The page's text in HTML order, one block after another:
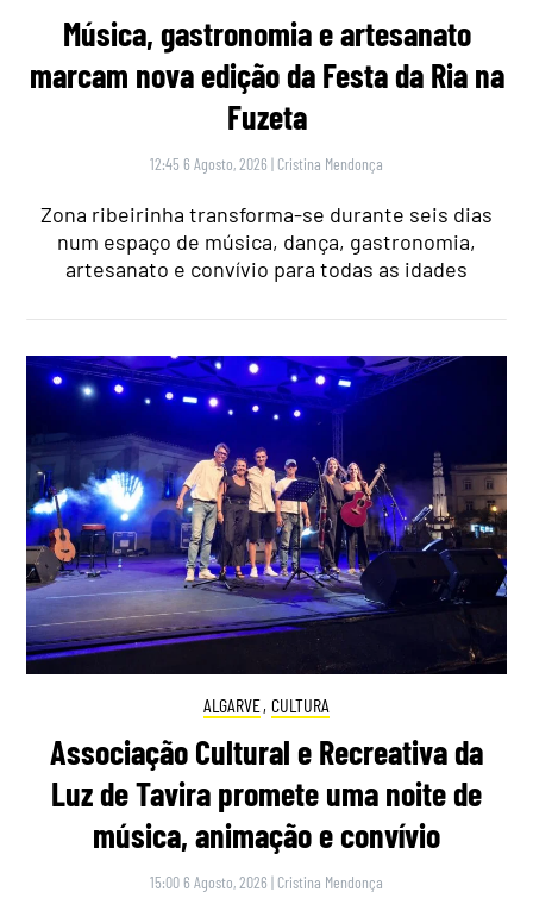
Música, gastronomia e artesanato
marcam nova edição da Festa da Ria na
Fuzeta
12:45 6 Agosto, 2026 | Cristina Mendonça
Zona ribeirinha transforma-se durante seis dias
num espaço de música, dança, gastronomia,
artesanato e convívio para todas as idades
ALGARVE, CULTURA
Associação Cultural e Recreativa da
Luz de Tavira promete uma noite de
música, animação e convívio
15:00 6 Agosto, 2026 | Cristina Mendonça